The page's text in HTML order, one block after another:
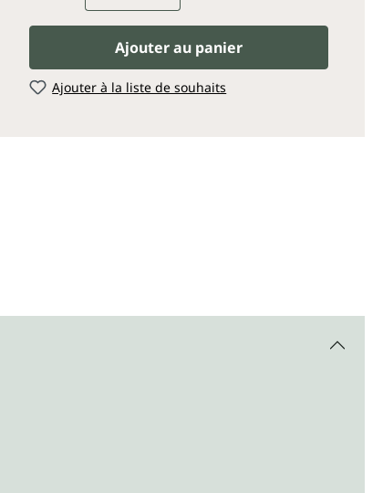
Ajouter au panier
Ajouter à la liste de souhaits